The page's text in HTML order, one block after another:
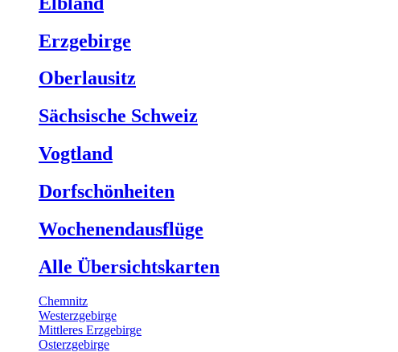
Erzgebirge
Oberlausitz
Sächsische Schweiz
Vogtland
Dorfschönheiten
Wochenendausflüge
Alle Übersichtskarten
Chemnitz
Westerzgebirge
Mittleres Erzgebirge
Osterzgebirge